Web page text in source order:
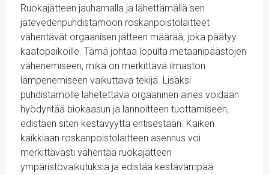
Ruokajätteen jauhamalla ja lähettämällä sen
jätevedenpuhdistamoon roskanpoistolaitteet
vähentävät orgaanisen jätteen määrää, joka päätyy
kaatopaikoille. Tämä johtaa lopulta metaanipäästöjen
vähenemiseen, mikä on merkittävä ilmaston
lämpenemiseen vaikuttava tekijä. Lisäksi
puhdistamolle lähetettävä orgaaninen aines voidaan
hyödyntää biokaasun ja lannoitteen tuottamiseen,
edistäen siten kestävyyttä entisestään. Kaiken
kaikkiaan roskanpoistolaitteen asennus voi
merkittävästi vähentää ruokajätteen
ympäristövaikutuksia ja edistää kestävämpää